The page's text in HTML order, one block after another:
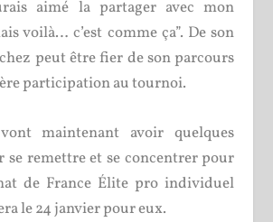
aimé la partager avec mon
voilà… c’est comme ça”. De son
peut être fier de son parcours
participation au tournoi.
maintenant avoir quelques
se remettre et se concentrer pour
de France Élite pro individuel
le 24 janvier pour eux.